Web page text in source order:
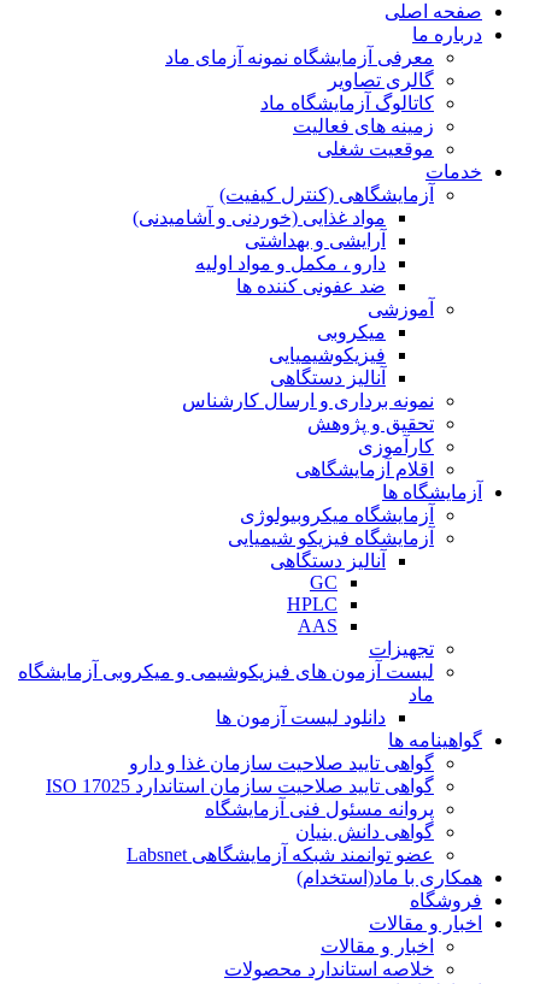
صفحه اصلی
درباره ما
معرفی آزمایشگاه نمونه آزمای ماد
گالری تصاویر
کاتالوگ آزمایشگاه ماد
زمینه های فعالیت
موقعیت شغلی
خدمات
آزمایشگاهی (کنترل کیفیت)
مواد غذایی (خوردنی و آشامیدنی)
آرایشی و بهداشتی
دارو ، مکمل و مواد اولیه
ضد عفونی کننده ها
آموزشی
میکروبی
فیزیکوشیمیایی
آنالیز دستگاهی
نمونه برداری و ارسال کارشناس
تحقیق و پژوهش
کارآموزی
اقلام آزمایشگاهی
آزمایشگاه ها
آزمایشگاه میکروبیولوژی
آزمایشگاه فیزیکو شیمیایی
آنالیز دستگاهی
GC
HPLC
AAS
تجهیزات
لیست آزمون های فیزیکوشیمی و میکروبی آزمایشگاه
ماد
دانلود لیست آزمون ها
گواهینامه ها
گواهی تایید صلاحیت سازمان غذا و دارو
گواهی تایید صلاحیت سازمان استاندارد ISO 17025
پروانه مسئول فنی آزمایشگاه
گواهی دانش بنیان
عضو توانمند شبکه آزمایشگاهی Labsnet
همکاری با ماد(استخدام)
فروشگاه
اخبار و مقالات
اخبار و مقالات
خلاصه استاندارد محصولات